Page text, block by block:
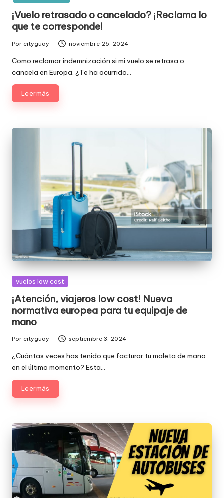
¡Vuelo retrasado o cancelado? ¡Reclama lo
que te corresponde!
Publicado
por
Por cityguay noviembre 25, 2024
Como reclamar indemnización si mi vuelo se retrasa o
cancela en Europa. ¿Te ha ocurrido…
Leer más
Publicada
vuelos low cost
¡Atención, viajeros low cost! Nueva
normativa europea para tu equipaje de
mano
Publicado
por
Por cityguay septiembre 3, 2024
¿Cuántas veces has tenido que facturar tu maleta de mano
en el último momento? Esta…
Leer más